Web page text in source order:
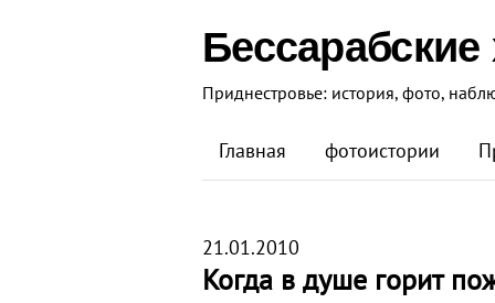
Бессарабские
Приднестровье: история, фото,
Главная фотоистории
21.01.2010
Когда в душе горит